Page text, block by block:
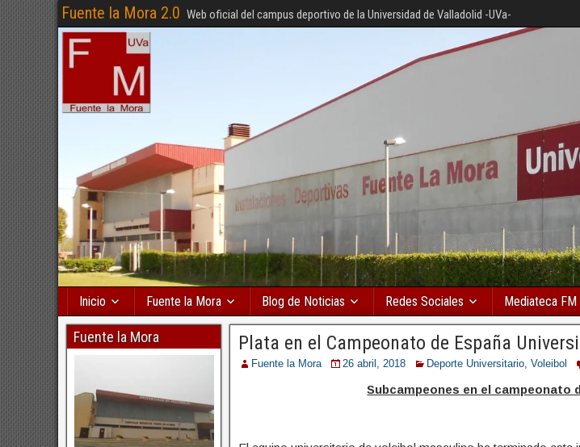
Fuente la Mora 2.0 Web oficial del campus deportivo de la Universidad de Valladolid -UVa-
Inicio Fuente la Mora Blog de Noticias Redes Sociales Mediateca FM
Plata en el Campeonato de España
Fuente la Mora 26 abril, 2018 Deporte Universitario,Voleibol
Subcampeones en el campeonato
Fuente la Mora